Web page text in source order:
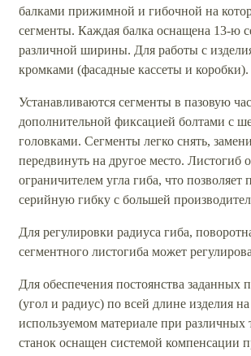
балками прижимной и гибочной на
сегменты. Каждая балка оснащена 13-ю
различной ширины. Для работы с
кромками (фасадные кассеты и коробки).
Устанавливаются сегменты в пазовую
дополнительной фиксацией болтами с
головками. Сегменты легко снять,
передвинуть на другое место. Листогиб
ограничителем угла гиба, что позволяет
серийную гибку с большей
Для регулировки радиуса гиба,
сегментного листогиба может
Для обеспечения постоянства заданных
(угол и радиус) по всей длине изделия
используемом материале при различных
станок оснащен системой компенсации